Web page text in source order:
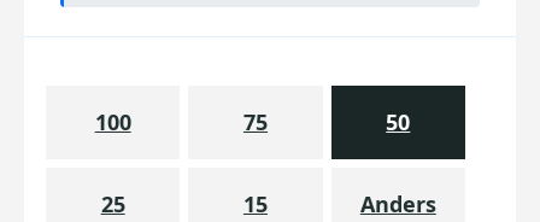
100 75 50
25 15 Anders